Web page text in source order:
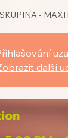
-
další